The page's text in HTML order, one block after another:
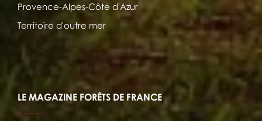
Provence-Alpes-Côte d'Azur
Territoire d'outre mer
LE MAGAZINE FORÊTS DE FRANCE